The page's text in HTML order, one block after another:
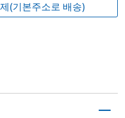
(기본주소로 배송)